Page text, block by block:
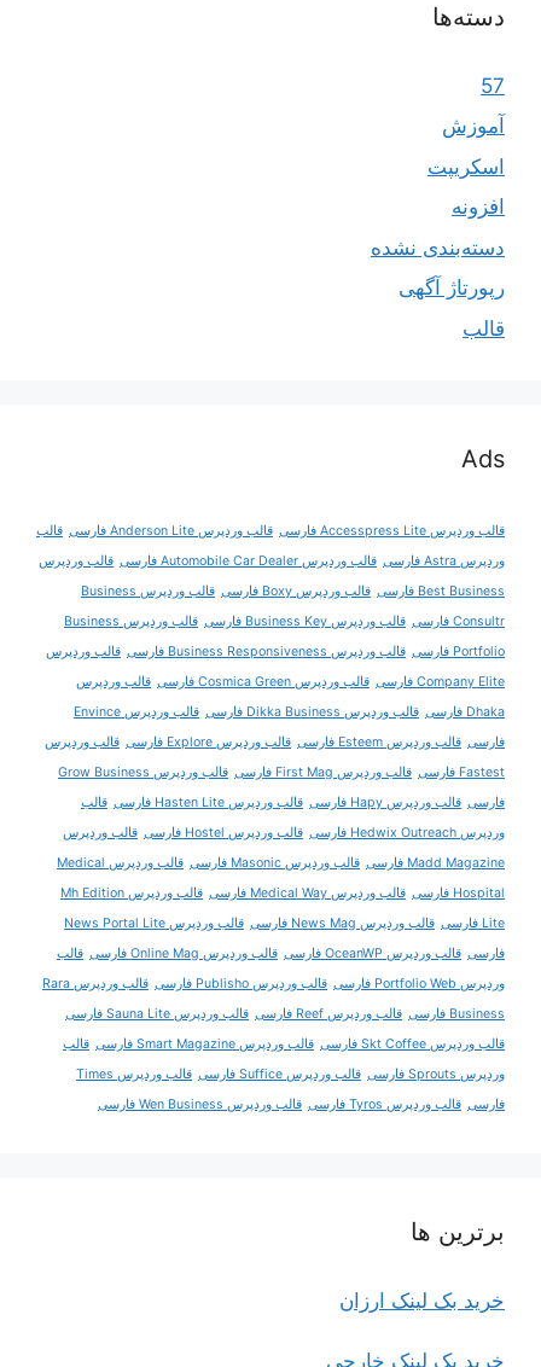
دسته‌ها
57
آموزش
اسکریپت
افزونه
دسته‌بندی نشده
رپورتاژ آگهی
قالب
Ads
قالب وردپرس Accesspress Lite فارسی قالب وردپرس Anderson Lite فارسی
قالب
وردپرس Astra فارسی
قالب وردپرس Automobile Car Dealer فارسی
قالب وردپرس
Best Business فارسی
قالب وردپرس Boxy فارسی
قالب وردپرس Business
Consultr فارسی
قالب وردپرس Business Key فارسی
قالب وردپرس Business
Portfolio فارسی
قالب وردپرس Business Responsiveness فارسی
قالب وردپرس
Company Elite فارسی
قالب وردپرس Cosmica Green فارسی
قالب وردپرس
Dhaka فارسی
قالب وردپرس Dikka Business فارسی
قالب وردپرس Envince
فارسی قالب وردپرس Esteem فارسی قالب وردپرس Explore فارسی
قالب وردپرس
Fastest فارسی
قالب وردپرس First Mag فارسی
قالب وردپرس Grow Business
فارسی قالب وردپرس Hapy فارسی قالب وردپرس Hasten Lite فارسی
قالب
وردپرس Hedwix Outreach فارسی
قالب وردپرس Hostel فارسی
قالب وردپرس
Madd Magazine فارسی
قالب وردپرس Masonic فارسی
قالب وردپرس Medical
Hospital فارسی
قالب وردپرس Medical Way فارسی
قالب وردپرس Mh Edition
Lite فارسی
قالب وردپرس News Mag فارسی
قالب وردپرس News Portal Lite
فارسی قالب وردپرس OceanWP فارسی قالب وردپرس Online Mag فارسی
قالب
وردپرس Portfolio Web فارسی
قالب وردپرس Publisho فارسی
قالب وردپرس Rara
Business فارسی
قالب وردپرس Reef فارسی
قالب وردپرس Sauna Lite فارسی
قالب وردپرس Skt Coffee فارسی
قالب وردپرس Smart Magazine فارسی
قالب
وردپرس Sprouts فارسی
قالب وردپرس Suffice فارسی
قالب وردپرس Times
فارسی قالب وردپرس Tyros فارسی قالب وردپرس Wen Business فارسی
برترین ها
خرید بک لینک ارزان
خرید بک لینک خارجی